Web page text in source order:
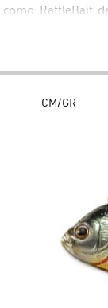
como RattleBait
son impecables
Equipados con
lipless crankbait
por el
crucial de
CM/GR